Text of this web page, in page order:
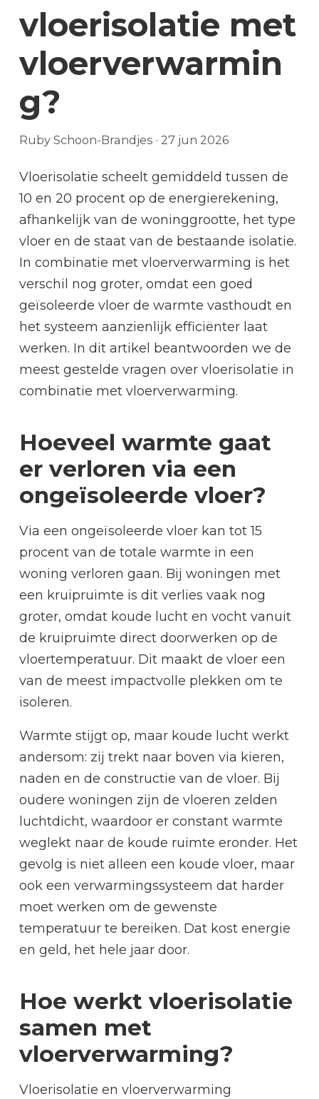
vloerisolatie met
vloerverwarmin
g?
Ruby Schoon-Brandjes · 27 jun 2026
Vloerisolatie scheelt gemiddeld tussen de
10 en 20 procent op de energierekening,
afhankelijk van de woninggrootte, het type
vloer en de staat van de bestaande isolatie.
In combinatie met vloerverwarming is het
verschil nog groter, omdat een goed
geïsoleerde vloer de warmte vasthoudt en
het systeem aanzienlijk efficiënter laat
werken. In dit artikel beantwoorden we de
meest gestelde vragen over vloerisolatie in
combinatie met vloerverwarming.
Hoeveel warmte gaat
er verloren via een
ongeïsoleerde vloer?
Via een ongeïsoleerde vloer kan tot 15
procent van de totale warmte in een
woning verloren gaan. Bij woningen met
een kruipruimte is dit verlies vaak nog
groter, omdat koude lucht en vocht vanuit
de kruipruimte direct doorwerken op de
vloertemperatuur. Dit maakt de vloer een
van de meest impactvolle plekken om te
isoleren.
Warmte stijgt op, maar koude lucht werkt
andersom: zij trekt naar boven via kieren,
naden en de constructie van de vloer. Bij
oudere woningen zijn de vloeren zelden
luchtdicht, waardoor er constant warmte
weglekt naar de koude ruimte eronder. Het
gevolg is niet alleen een koude vloer, maar
ook een verwarmingssysteem dat harder
moet werken om de gewenste
temperatuur te bereiken. Dat kost energie
en geld, het hele jaar door.
Hoe werkt vloerisolatie
samen met
vloerverwarming?
Vloerisolatie en vloerverwarming